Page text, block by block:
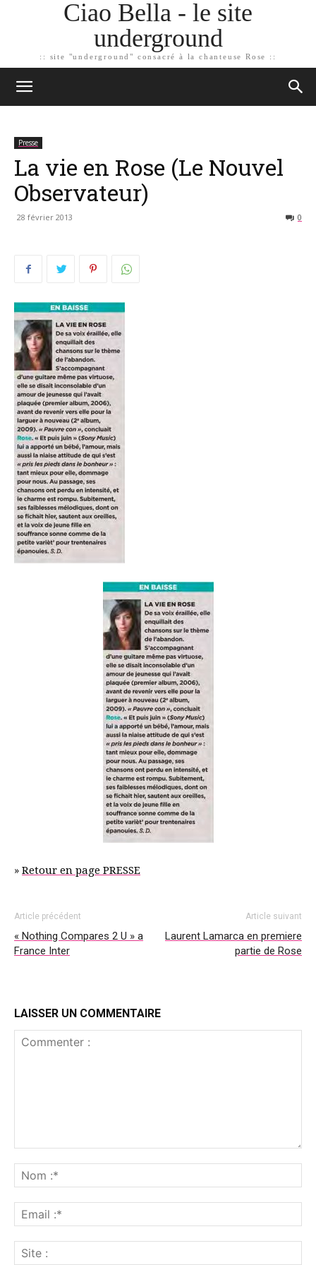
Ciao Bella - le site
underground
:: site "underground" consacré à la chanteuse Rose ::
Presse
La vie en Rose (Le Nouvel
Observateur)
28 février 2013 0
» Retour en page PRESSE
Article précédent
« Nothing Compares 2 U » a
France Inter
Article suivant
Laurent Lamarca en premiere
partie de Rose
LAISSER UN COMMENTAIRE